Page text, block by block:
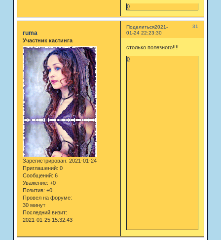
0
Поделиться 31
2021-
01-24 22:23:30
ruma
Участник кастинга
Зарегистрирован: 2021-01-24
Приглашений: 0
Сообщений: 6
Уважение: +0
Позитив: +0
Провел на форуме:
30 минут
Последний визит:
2021-01-25 15:32:43
столько полезного!!!!
0